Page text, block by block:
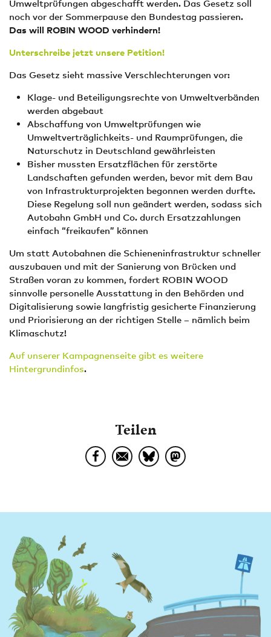
Umweltprüfungen abgeschafft werden. Das Gesetz soll
noch vor der Sommerpause den Bundestag passieren.
Das will ROBIN WOOD verhindern!
Unterschreibe jetzt unsere Petition!
Das Gesetz sieht massive Verschlechterungen vor:
Klage- und Beteiligungsrechte von Umweltverbänden
werden abgebaut
Abschaffung von Umweltprüfungen wie
Umweltverträglichkeits- und Raumprüfungen, die
Naturschutz in Deutschland gewährleisten
Bisher mussten Ersatzflächen für zerstörte
Landschaften gefunden werden, bevor mit dem Bau
von Infrastrukturprojekten begonnen werden durfte.
Diese Regelung soll nun geändert werden, sodass sich
Autobahn GmbH und Co. durch Ersatzzahlungen
einfach “freikaufen” können
Um statt Autobahnen die Schieneninfrastruktur schneller
auszubauen und mit der Sanierung von Brücken und
Straßen voran zu kommen, fordert ROBIN WOOD
sinnvolle personelle Ausstattung in den Behörden und
Digitalisierung sowie langfristig gesicherte Finanzierung
und Priorisierung an der richtigen Stelle – nämlich beim
Klimaschutz!
Auf unserer Kampagnenseite gibt es weitere
Hintergrundinfos.
Teilen